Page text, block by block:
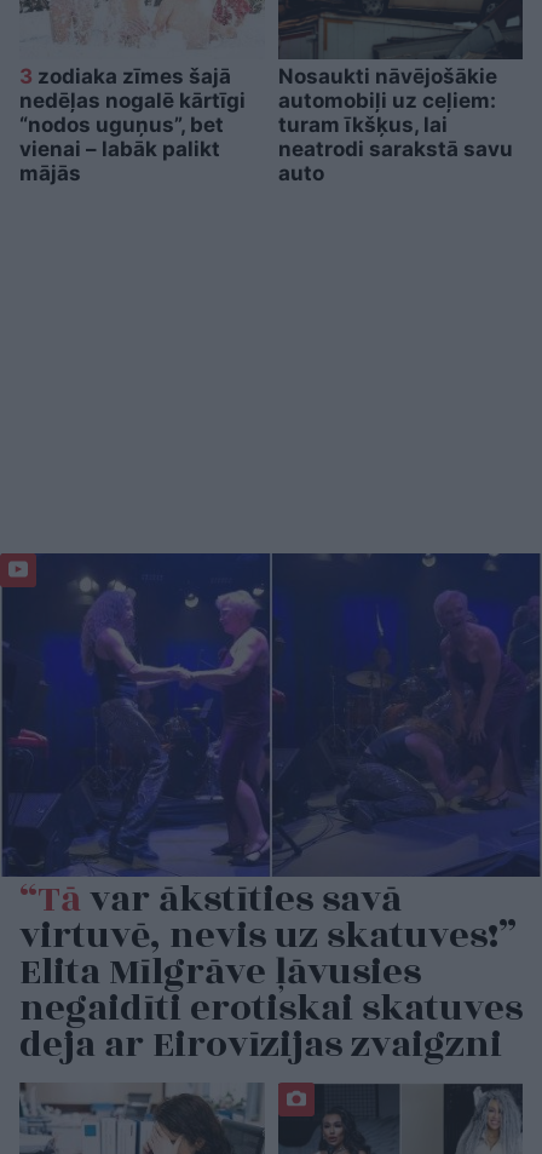
3 zodiaka zīmes šajā
nedēļas nogalē kārtīgi
“nodos uguņus”, bet
vienai – labāk palikt
mājās
Nosaukti nāvējošākie
automobiļi uz ceļiem:
turam īkšķus, lai
neatrodi sarakstā savu
auto
“Tāvar ākstīties savā
virtuvē, nevis uz skatuves!”
Elita Mīlgrāve ļāvusies
negaidīti erotiskai skatuves
deja ar Eirovīzijas zvaigzni